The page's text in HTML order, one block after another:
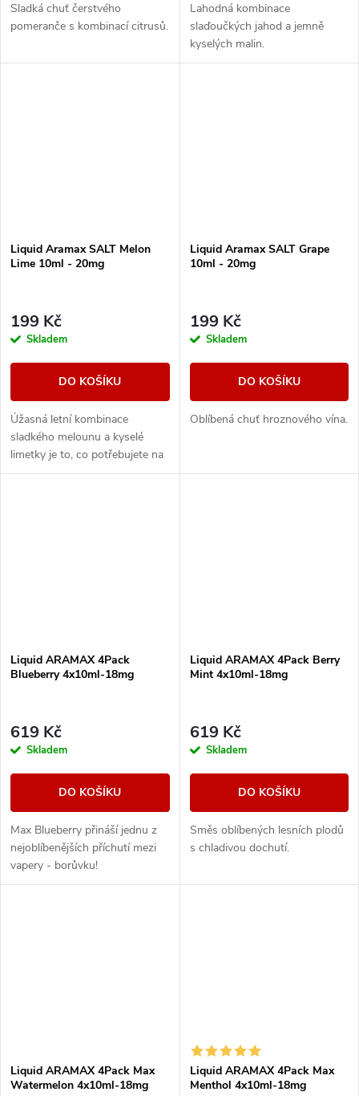
Sladká chuť čerstvého
pomeranče s kombinací citrusů.
Lahodná kombinace
slaďoučkých jahod a jemně
kyselých malin.
Liquid Aramax SALT Melon
Lime 10ml - 20mg
199 Kč
Skladem
DO KOŠÍKU
Úžasná letní kombinace
sladkého melounu a kyselé
limetky je to, co potřebujete na
parné letní dny.
Liquid Aramax SALT Grape
10ml - 20mg
199 Kč
Skladem
DO KOŠÍKU
Oblíbená chuť hroznového vína.
Liquid ARAMAX 4Pack
Blueberry 4x10ml-18mg
619 Kč
Skladem
DO KOŠÍKU
Max Blueberry přináší jednu z
nejoblíbenějších příchutí mezi
vapery - borůvku!
Liquid ARAMAX 4Pack Berry
Mint 4x10ml-18mg
619 Kč
Skladem
DO KOŠÍKU
Směs oblíbených lesních plodů
s chladivou dochutí.
Liquid ARAMAX 4Pack Max
Watermelon 4x10ml-18mg
Liquid ARAMAX 4Pack Max
Menthol 4x10ml-18mg